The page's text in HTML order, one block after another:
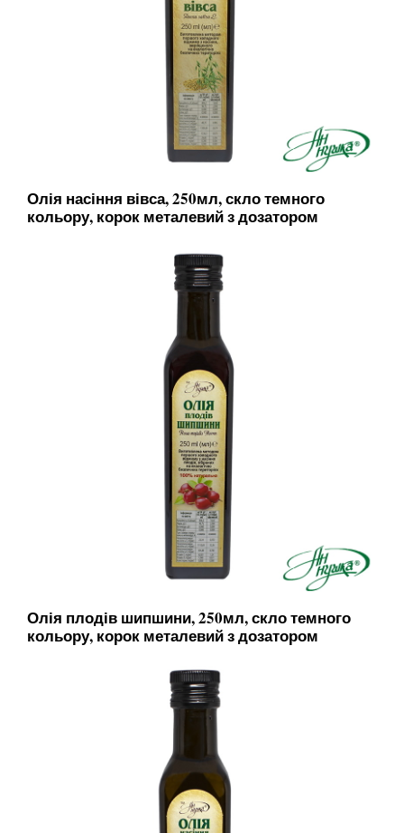
Олія насіння вівса, 250мл, скло темного
кольору, корок металевий з дозатором
Олія плодів шипшини, 250мл, скло темного
кольору, корок металевий з дозатором